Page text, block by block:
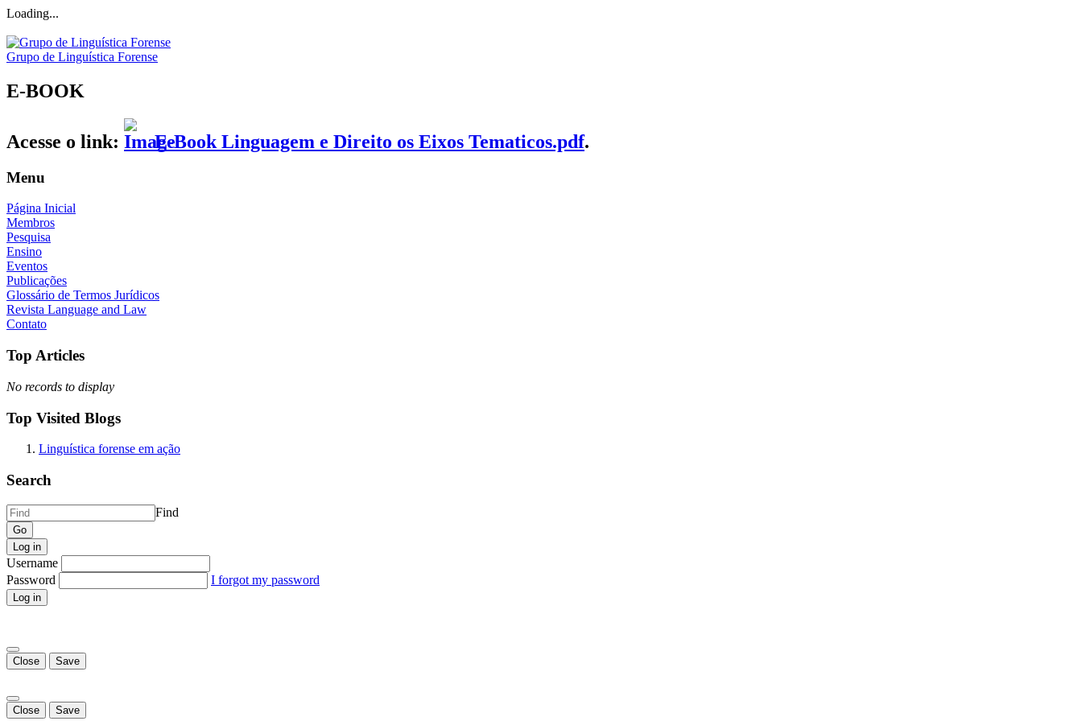
Loading...
Grupo de Linguística Forense
E-BOOK
Acesse o link: E-Book Linguagem e Direito os Eixos Tematicos.pdf.
Menu
Página Inicial
Membros
Pesquisa
Ensino
Eventos
Publicações
Glossário de Termos Jurídicos
Revista Language and Law
Contato
Top Articles
No records to display
Top Visited Blogs
Linguística forense em ação
Search
Find
Log in
Username
Password
I forgot my password
Log in
Close Save
Close Save